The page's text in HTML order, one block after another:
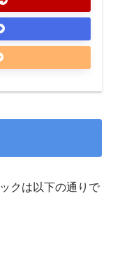
クは以下の通りで